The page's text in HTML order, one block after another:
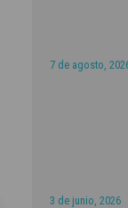
7 de agosto,
3 de junio, 2026